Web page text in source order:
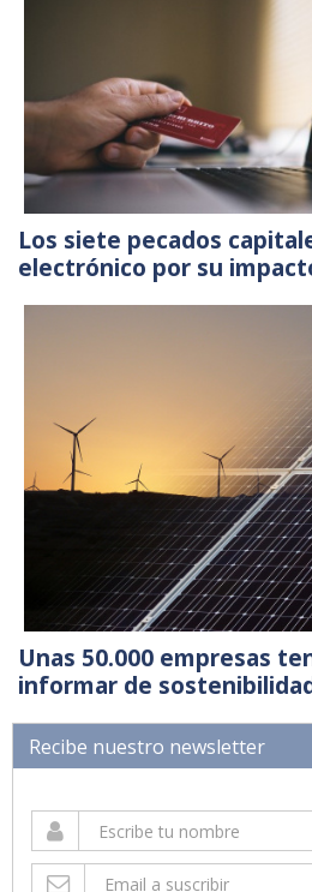
Los siete pecados
electrónico por su
Unas 50.000 empresas
informar de
Recibe nuestro newsletter